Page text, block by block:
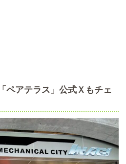
ペアテラス」公式Ｘもチェ